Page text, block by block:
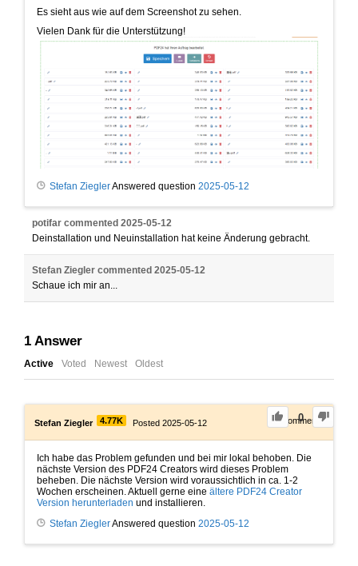
Es sieht aus wie auf dem Screenshot zu sehen.
Vielen Dank für die Unterstützung!
Stefan ZieglerAnswered question 2025-05-12
potifar commented 2025-05-12
Deinstallation und Neuinstallation hat keine Änderung gebracht.
Stefan Ziegler commented 2025-05-12
Schaue ich mir an...
1 Answer
Active Voted Newest Oldest
0
Stefan Ziegler 4.77K Posted 2025-05-12 0Comments
Ich habe das Problem gefunden und bei mir lokal behoben. Die
nächste Version des PDF24 Creators wird dieses Problem
beheben. Die nächste Version wird voraussichtlich in ca. 1-2
Wochen erscheinen. Aktuell gerne eine ältere PDF24 Creator
Version herunterladen und installieren.
Stefan ZieglerAnswered question 2025-05-12